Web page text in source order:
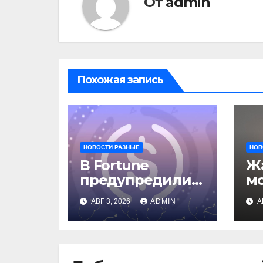
Похожая запись
НОВОСТИ РАЗНЫЕ
В Fortune
предупредили о
рисках сделки
Circle и IBM
АВГ 3, 2026 ADMIN